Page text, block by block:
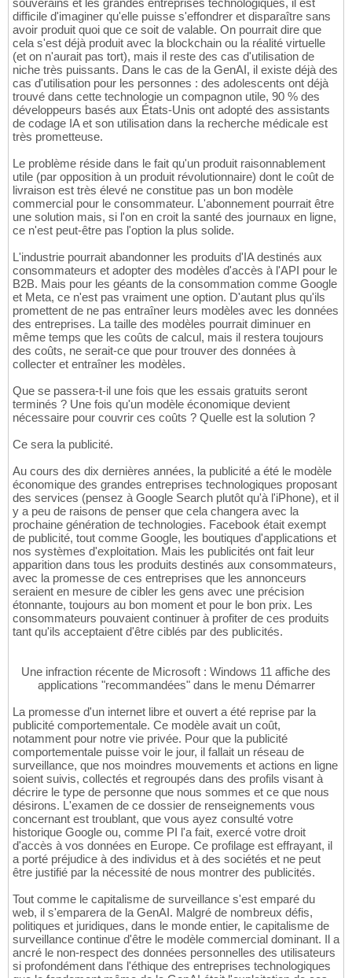
souverains et les grandes entreprises technologiques, il est
difficile d'imaginer qu'elle puisse s'effondrer et disparaître sans
avoir produit quoi que ce soit de valable. On pourrait dire que
cela s'est déjà produit avec la blockchain ou la réalité virtuelle
(et on n'aurait pas tort), mais il reste des cas d'utilisation de
niche très puissants. Dans le cas de la GenAI, il existe déjà des
cas d'utilisation pour les personnes : des adolescents ont déjà
trouvé dans cette technologie un compagnon utile, 90 % des
développeurs basés aux États-Unis ont adopté des assistants
de codage IA et son utilisation dans la recherche médicale est
très prometteuse.
Le problème réside dans le fait qu'un produit raisonnablement
utile (par opposition à un produit révolutionnaire) dont le coût de
livraison est très élevé ne constitue pas un bon modèle
commercial pour le consommateur. L'abonnement pourrait être
une solution mais, si l'on en croit la santé des journaux en ligne,
ce n'est peut-être pas l'option la plus solide.
L'industrie pourrait abandonner les produits d'IA destinés aux
consommateurs et adopter des modèles d'accès à l'API pour le
B2B. Mais pour les géants de la consommation comme Google
et Meta, ce n'est pas vraiment une option. D'autant plus qu'ils
promettent de ne pas entraîner leurs modèles avec les données
des entreprises. La taille des modèles pourrait diminuer en
même temps que les coûts de calcul, mais il restera toujours
des coûts, ne serait-ce que pour trouver des données à
collecter et entraîner les modèles.
Que se passera-t-il une fois que les essais gratuits seront
terminés ? Une fois qu'un modèle économique devient
nécessaire pour couvrir ces coûts ? Quelle est la solution ?
Ce sera la publicité.
Au cours des dix dernières années, la publicité a été le modèle
économique des grandes entreprises technologiques proposant
des services (pensez à Google Search plutôt qu'à l'iPhone), et il
y a peu de raisons de penser que cela changera avec la
prochaine génération de technologies. Facebook était exempt
de publicité, tout comme Google, les boutiques d'applications et
nos systèmes d'exploitation. Mais les publicités ont fait leur
apparition dans tous les produits destinés aux consommateurs,
avec la promesse de ces entreprises que les annonceurs
seraient en mesure de cibler les gens avec une précision
étonnante, toujours au bon moment et pour le bon prix. Les
consommateurs pouvaient continuer à profiter de ces produits
tant qu'ils acceptaient d'être ciblés par des publicités.
Une infraction récente de Microsoft : Windows 11 affiche des
applications "recommandées" dans le menu Démarrer
La promesse d'un internet libre et ouvert a été reprise par la
publicité comportementale. Ce modèle avait un coût,
notamment pour notre vie privée. Pour que la publicité
comportementale puisse voir le jour, il fallait un réseau de
surveillance, que nos moindres mouvements et actions en ligne
soient suivis, collectés et regroupés dans des profils visant à
décrire le type de personne que nous sommes et ce que nous
désirons. L'examen de ce dossier de renseignements vous
concernant est troublant, que vous ayez consulté votre
historique Google ou, comme PI l'a fait, exercé votre droit
d'accès à vos données en Europe. Ce profilage est effrayant, il
a porté préjudice à des individus et à des sociétés et ne peut
être justifié par la nécessité de nous montrer des publicités.
Tout comme le capitalisme de surveillance s'est emparé du
web, il s'emparera de la GenAI. Malgré de nombreux défis,
politiques et juridiques, dans le monde entier, le capitalisme de
surveillance continue d'être le modèle commercial dominant. Il a
ancré le non-respect des données personnelles des utilisateurs
si profondément dans l'éthique des entreprises technologiques